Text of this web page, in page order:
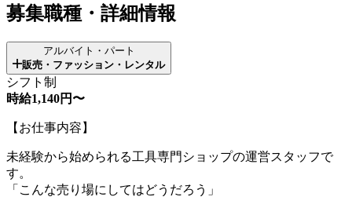
募集職種・詳細情報
アルバイト・パート
販売・ファッション・レンタル
シフト制
時給1,140円〜
【お仕事内容】
未経験から始められる工具専門ショップの運営スタッフで
す。
「こんな売り場にしてはどうだろう」